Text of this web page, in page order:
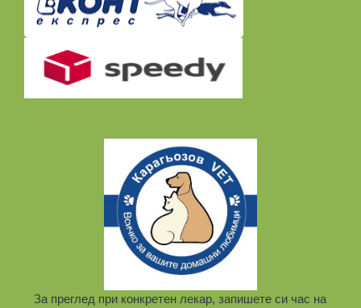
За преглед при конкретен лекар, запишете си час на